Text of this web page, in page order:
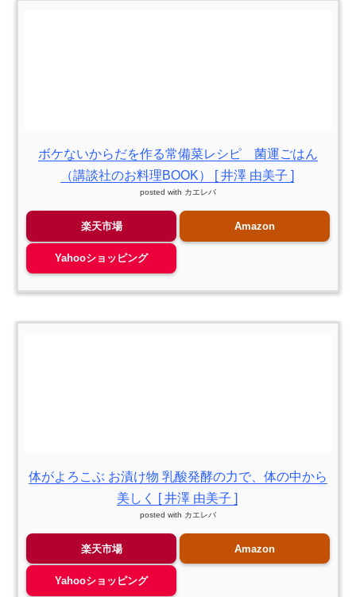
ボケないからだを作る常備菜レシピ 菌運ごはん
（講談社のお料理BOOK） [ 井澤 由美子 ]
posted with カエレバ
楽天市場 Amazon
Yahooショッピング
体がよろこぶ お漬け物 乳酸発酵の力で、体の中から
美しく [ 井澤 由美子 ]
posted with カエレバ
楽天市場 Amazon
Yahooショッピング